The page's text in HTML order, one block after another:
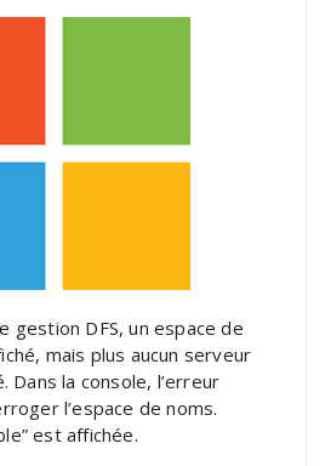
gestion DFS, un espace de
mais plus aucun serveur
Dans la console, l’erreur
l’espace de noms.
est affichée.